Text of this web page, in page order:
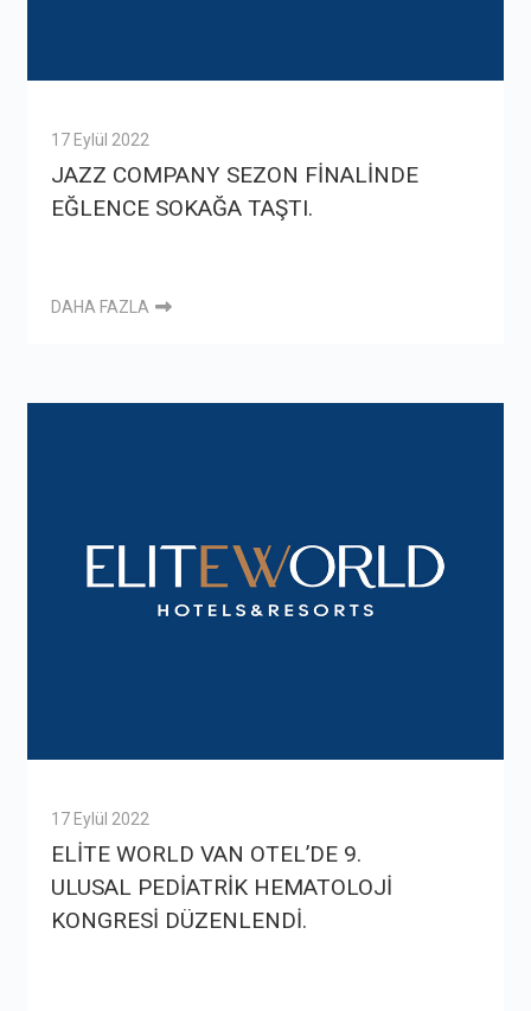
17 Eylül 2022
JAZZ COMPANY SEZON FİNALİNDE
EĞLENCE SOKAĞA TAŞTI.
DAHA FAZLA
17 Eylül 2022
ELİTE WORLD VAN OTEL’DE 9.
ULUSAL PEDİATRİK HEMATOLOJİ
KONGRESİ DÜZENLENDİ.